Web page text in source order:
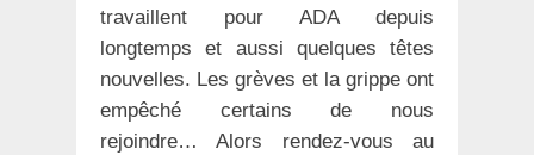
travaillent pour ADA depuis
longtemps et aussi quelques têtes
nouvelles. Les grèves et la grippe ont
empêché certains de nous
rejoindre… Alors rendez-vous au